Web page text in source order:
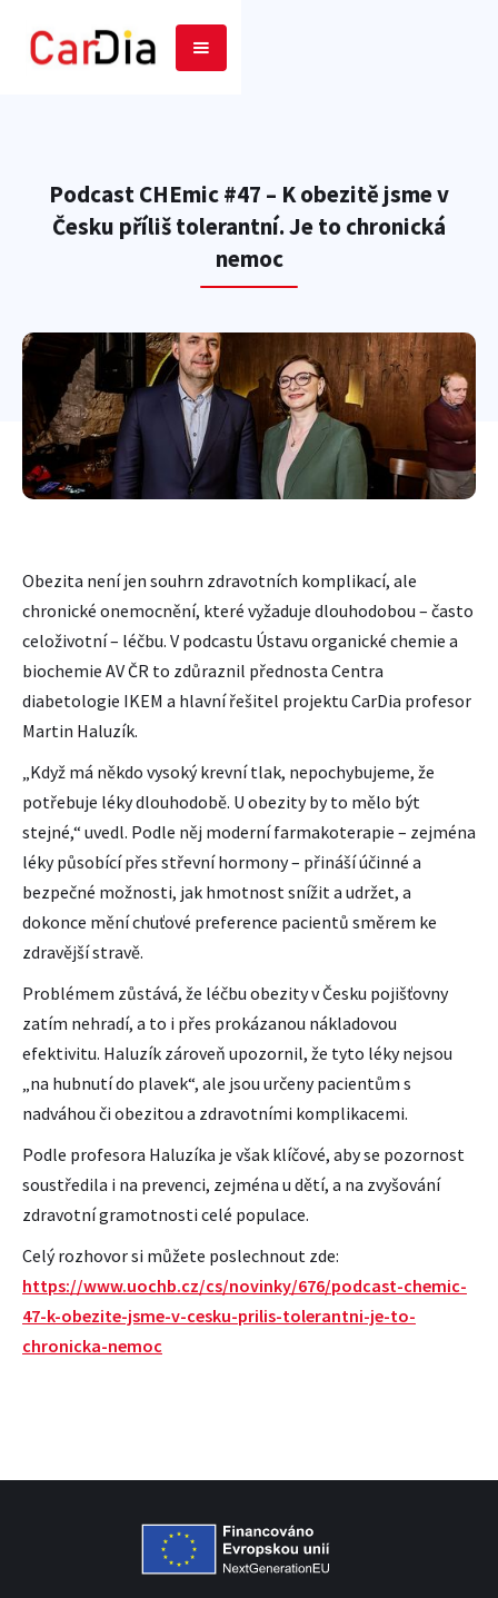
Podcast CHEmic #47 – K obezitě jsme v
Česku příliš tolerantní. Je to chronická
nemoc
Obezita není jen souhrn zdravotních komplikací, ale
chronické onemocnění, které vyžaduje dlouhodobou – často
celoživotní – léčbu. V podcastu Ústavu organické chemie a
biochemie AV ČR to zdůraznil přednosta Centra
diabetologie IKEM a hlavní řešitel projektu CarDia profesor
Martin Haluzík.
„Když má někdo vysoký krevní tlak, nepochybujeme, že
potřebuje léky dlouhodobě. U obezity by to mělo být
stejné,“ uvedl. Podle něj moderní farmakoterapie – zejména
léky působící přes střevní hormony – přináší účinné a
bezpečné možnosti, jak hmotnost snížit a udržet, a
dokonce mění chuťové preference pacientů směrem ke
zdravější stravě.
Problémem zůstává, že léčbu obezity v Česku pojišťovny
zatím nehradí, a to i přes prokázanou nákladovou
efektivitu. Haluzík zároveň upozornil, že tyto léky nejsou
„na hubnutí do plavek“, ale jsou určeny pacientům s
nadváhou či obezitou a zdravotními komplikacemi.
Podle profesora Haluzíka je však klíčové, aby se pozornost
soustředila i na prevenci, zejména u dětí, a na zvyšování
zdravotní gramotnosti celé populace.
Celý rozhovor si můžete poslechnout zde:
https://www.uochb.cz/cs/novinky/676/podcast-chemic-
47-k-obezite-jsme-v-cesku-prilis-tolerantni-je-to-
chronicka-nemoc